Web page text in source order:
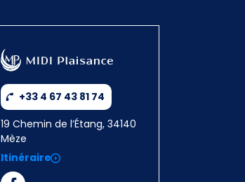
+33 4 67 43 81 74
19 Chemin de l’Étang, 34140
Mèze
Itinéraire